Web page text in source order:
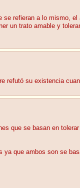
se refieran a lo mismo,
un trato amable y
refutó su existencia
que se basan en
ya que ambos son se